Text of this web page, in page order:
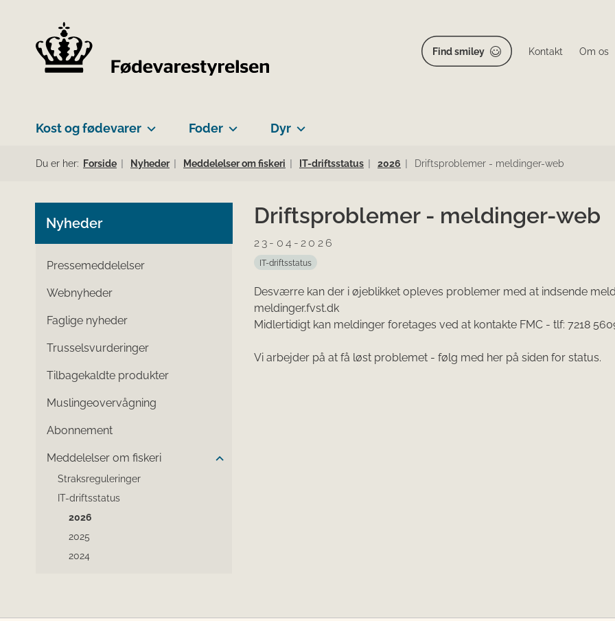
Find smiley Kontakt Om os
Kost og fødevarer Foder Dyr
Du er her: Forside Nyheder Meddelelser om fiskeri IT-driftsstatus 2026 Driftsproblemer - meldinger-web
Nyheder
Pressemeddelelser
Webnyheder
Faglige nyheder
Trusselsvurderinger
Tilbagekaldte produkter
Muslingeovervågning
Abonnement
Meddelelser om fiskeri
Straksreguleringer
IT-driftsstatus
2026
2025
2024
Driftsproblemer - meldinger-web
23-04-2026
IT-driftsstatus
Desværre kan der i øjeblikket opleves problemer med at indsende
meldinger.fvst.dk
Midlertidigt kan meldinger foretages ved at kontakte FMC - tlf: 7218
Vi arbejder på at få løst problemet - følg med her på siden for status.